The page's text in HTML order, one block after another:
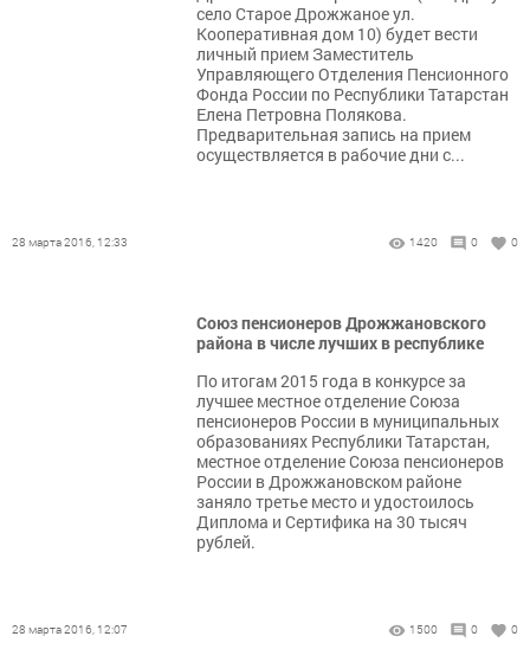
село Старое Дрожжаное ул.
Кооперативная дом 10) будет вести
личный прием Заместитель
Управляющего Отделения Пенсионного
Фонда России по Республики Татарстан
Елена Петровна Полякова.
Предварительная запись на прием
осуществляется в рабочие дни с...
28 марта 2016, 12:33 1420 0 0
Союз пенсионеров Дрожжановского
района в числе лучших в республике
По итогам 2015 года в конкурсе за
лучшее местное отделение Союза
пенсионеров России в муниципальных
образованиях Республики Татарстан,
местное отделение Союза пенсионеров
России в Дрожжановском районе
заняло третье место и удостоилось
Диплома и Сертифика на 30 тысяч
рублей.
28 марта 2016, 12:07 1500 0 0